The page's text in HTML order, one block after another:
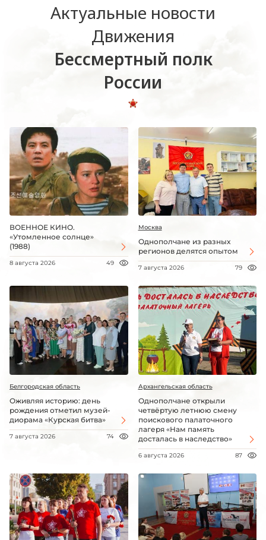
Актуальные новости
Движения
Бессмертный полк
России
ВОЕННОЕ КИНО.
«Утомленное солнце»
(1988)
8 августа 2026 49
Москва
Однополчане из разных
регионов делятся опытом
7 августа 2026 79
Белгородская область
Оживляя историю: день
рождения отметил музей-
диорама «Курская битва»
7 августа 2026 74
Архангельская область
Однополчане открыли
четвёртую летнюю смену
поискового палаточного
лагеря «Нам память
досталась в наследство»
6 августа 2026 87